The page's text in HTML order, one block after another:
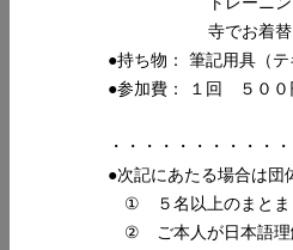
寺でお着替えがで
●持ち物： 筆記用具（
●参加費： １回 ５０
・・・・・・・・・・
●次記にあたる場合は団
① ５名以上のまとま
② ご本人が日本語理